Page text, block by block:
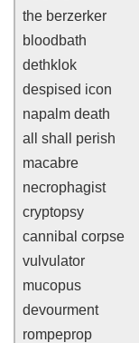
the berzerker
bloodbath
dethklok
despised icon
napalm death
all shall perish
macabre
necrophagist
cryptopsy
cannibal corpse
vulvulator
mucopus
devourment
rompeprop